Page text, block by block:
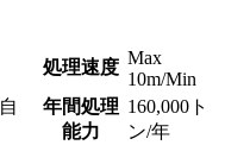
処理速度 Max
10m/Min
年間処理
能力
160,000ト
ン/年